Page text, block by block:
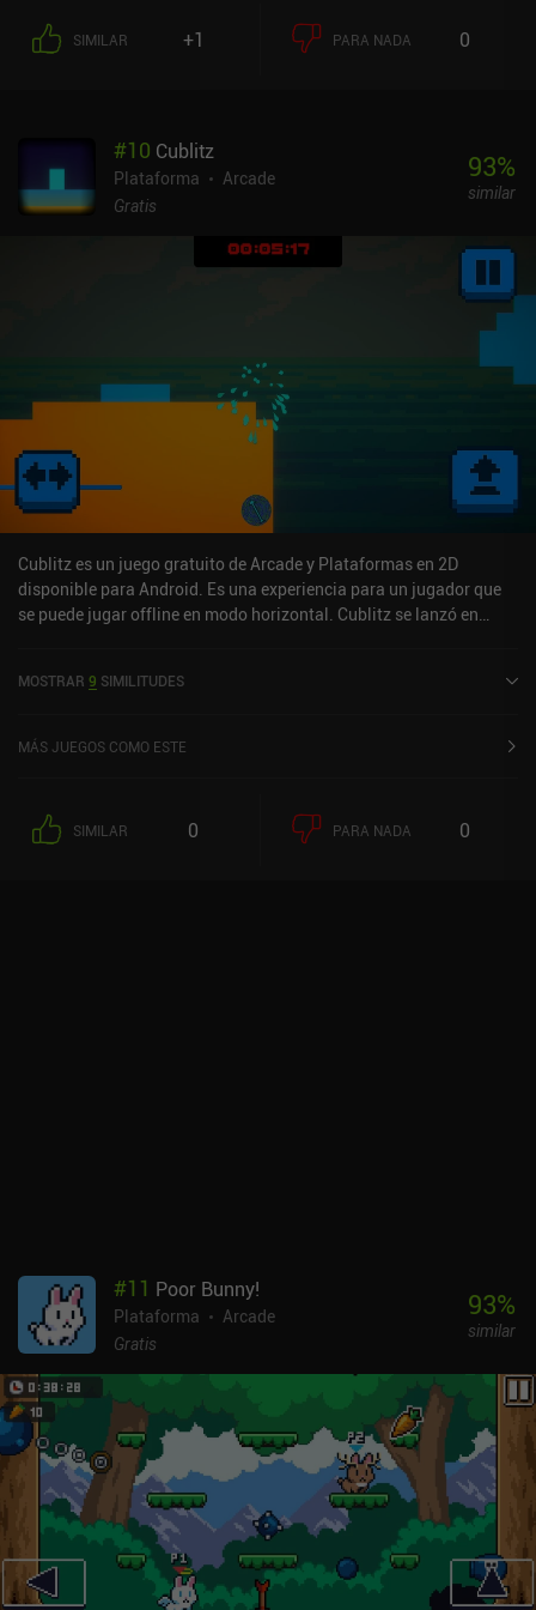
blancas, mientras que los objetos negros servirán de obstáculos.
Una vez que cambiamos a blanco, empezamos a "caer" hacia
se conserva entre las transiciones blanco-negro, lo que nos
permite llegar a lugares aparentemente inaccesibles cambiando
de color en el momento justo. Esto es necesario no sólo para
coleccionables, algunos de los cuales requieren mucha habilidad y
objetos afilados, ya que destruyen nuestra esfera y nos obligan a
reiniciar en el punto de control más cercano. Por suerte, tenemos
demasiado duro o frustrante.OVIVO es un juego premium de 1,99 $
sin anuncios ni iAP. Se tarda un poco en cogerle el truco a la
mecánica de control, pero después de jugar un par de niveles,
resulta natural y bastante relajante ir pasando los niveles
mientras se escucha la música tranquila y meditativa del juego.
SIMILAR +1 PARA NADA 0
#10 Cublitz
Plataforma
Arcade
Gratis
93%
similar
Cublitz es un juego gratuito de Arcade y Plataformas en 2D
disponible para Android. Es una experiencia para un jugador que
se puede jugar offline en modo horizontal. Cublitz se lanzó en
MOSTRAR 9 SIMILITUDES
MÁS JUEGOS COMO ESTE
SIMILAR 0 PARA NADA 0
#11 Poor Bunny!
Plataforma
Arcade
Gratis
93%
similar